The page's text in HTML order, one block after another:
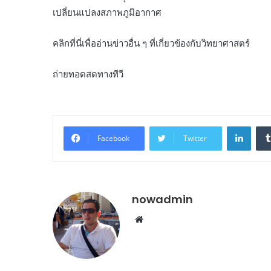
เปลี่ยนแปลงสภาพภูมิอากาศ
คลิกที่นี่เพื่ออ่านข่าวอื่น ๆ ที่เกี่ยวข้องกับวิทยาศาสตร์
ถ่ายทอดสดทางทีวี
Facebook Twitter
nowadmin
Website